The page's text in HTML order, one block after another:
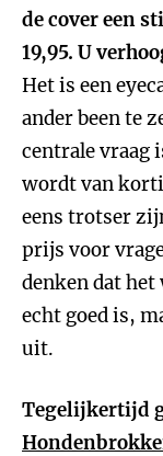
de cover een
19,95. U
Het is een
ander been te
centrale vraag
wordt van
eens trotser
prijs voor
denken dat het
echt goed is,
uit.
Tegelijkertijd